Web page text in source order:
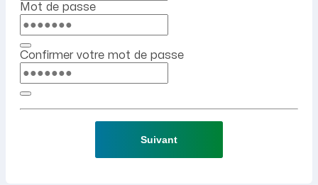
Mot de passe
Confirmer votre mot de passe
Suivant